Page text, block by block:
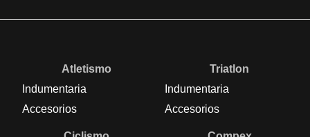
Atletismo
Indumentaria
Accesorios
Triatlon
Indumentaria
Accesorios